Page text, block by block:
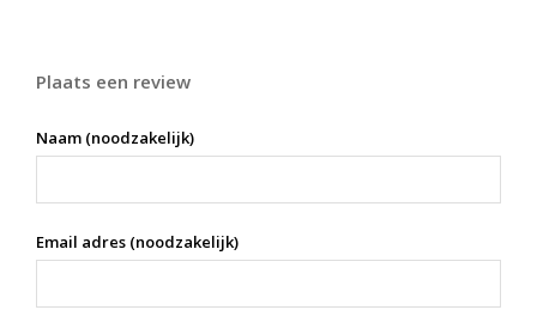
Plaats een review
Naam (noodzakelijk)
Email adres (noodzakelijk)